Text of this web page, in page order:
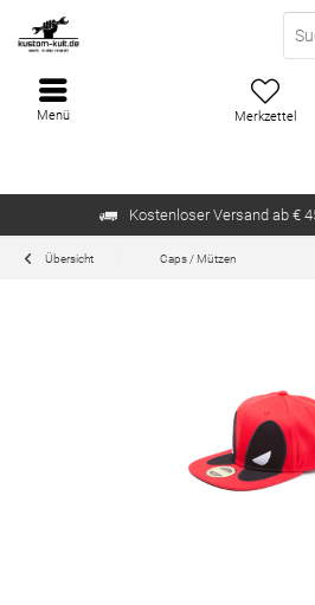
Kostenloser Versand ab €
Merkzettel
Menü
Übersicht Caps / Mützen